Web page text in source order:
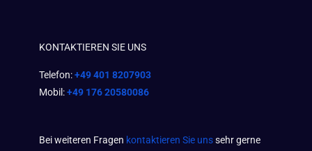
KONTAKTIEREN SIE UNS
Telefon:+49 401 8207903
Mobil:+49 176 20580086
Bei weiteren Fragen kontaktieren Sie unssehr gerne